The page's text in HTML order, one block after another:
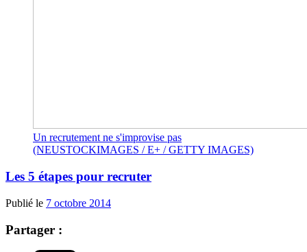
Un recrutement ne s'improvise pas
(NEUSTOCKIMAGES / E+ / GETTY IMAGES)
Les 5 étapes pour recruter
Publié le 7 octobre 2014
Partager :